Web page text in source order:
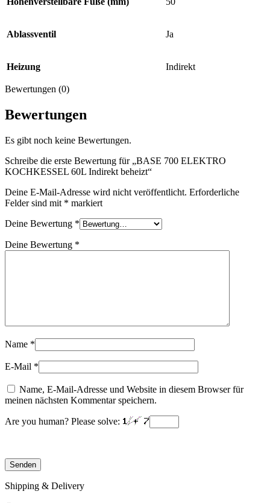
Ablassventil Ja
Heizung Indirekt
Bewertungen (0)
Bewertungen
Es gibt noch keine Bewertungen.
Schreibe die erste Bewertung für „BASE 700 ELEKTRO
KOCHKESSEL 60L Indirekt beheizt“
Deine E-Mail-Adresse wird nicht veröffentlicht. Erforderliche
Felder sind mit * markiert
Deine Bewertung *
Deine Bewertung *
Name *
E-Mail *
Name, E-Mail-Adresse und Website in diesem Browser für
meinen nächsten Kommentar speichern.
Are you human? Please solve:
Shipping & Delivery